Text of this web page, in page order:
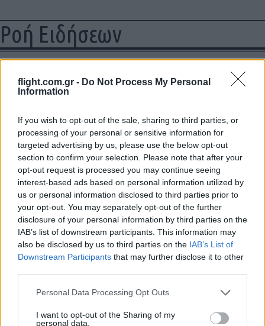
flight.com.gr - Do Not Process My Personal
Information
If you wish to opt-out of the sale, sharing to third parties, or
processing of your personal or sensitive information for
targeted advertising by us, please use the below opt-out
section to confirm your selection. Please note that after your
opt-out request is processed you may continue seeing
interest-based ads based on personal information utilized by
us or personal information disclosed to third parties prior to
your opt-out. You may separately opt-out of the further
disclosure of your personal information by third parties on the
IAB’s list of downstream participants. This information may
also be disclosed by us to third parties on the IAB’s List of
Downstream Participants that may further disclose it to other
Please note that this website/app uses one or more Google
not limited to your visit or usage behaviour. You may click to
Personal Data Processing Opt Outs
I want to opt-out of the Sharing of my
personal data.
Ροή Ειδήσεων
ΣΑΝ ΣΗΜΕΡΑ – 7 Αυγούστου 322 π.Χ. :
16:01
Βόρεια Κορέα: Νέα εκτόξευση
βαλλιστικού πυραύλου πριν από τις
ασκήσεις ΗΠΑ–Νότιας Κορέας
15:18
Το Ιράν προειδοποιεί για μαζικές
επιθέσεις τις χώρες του Κόλπου